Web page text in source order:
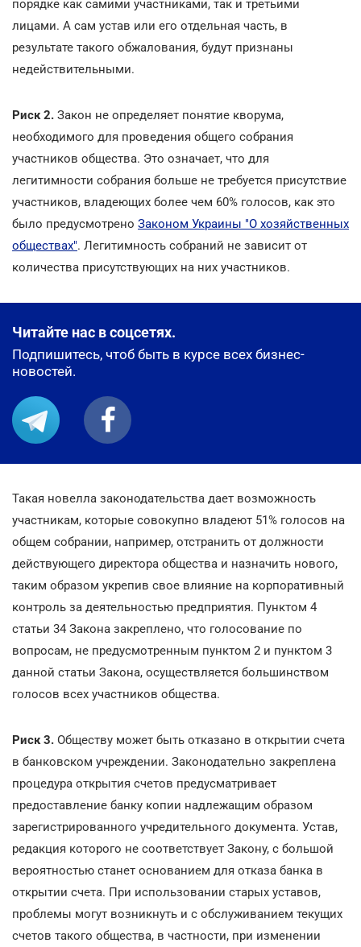
порядке как самими участниками, так и третьими
лицами. А сам устав или его отдельная часть, в
результате такого обжалования, будут признаны
недействительными.
Риск 2. Закон не определяет понятие кворума,
необходимого для проведения общего собрания
участников общества. Это означает, что для
легитимности собрания больше не требуется присутствие
участников, владеющих более чем 60% голосов, как это
было предусмотрено Законом Украины "О хозяйственных
обществах". Легитимность собраний не зависит от
количества присутствующих на них участников.
Читайте нас в соцсетях.
Подпишитесь, чтоб быть в курсе всех бизнес-
новостей.
Такая новелла законодательства дает возможность
участникам, которые совокупно владеют 51% голосов на
общем собрании, например, отстранить от должности
действующего директора общества и назначить нового,
таким образом укрепив свое влияние на корпоративный
контроль за деятельностью предприятия. Пунктом 4
статьи 34 Закона закреплено, что голосование по
вопросам, не предусмотренным пунктом 2 и пунктом 3
данной статьи Закона, осуществляется большинством
голосов всех участников общества.
Риск 3. Обществу может быть отказано в открытии счета
в банковском учреждении. Законодательно закреплена
процедура открытия счетов предусматривает
предоставление банку копии надлежащим образом
зарегистрированного учредительного документа. Устав,
редакция которого не соответствует Закону, с большой
вероятностью станет основанием для отказа банка в
открытии счета. При использовании старых уставов,
проблемы могут возникнуть и с обслуживанием текущих
счетов такого общества, в частности, при изменении